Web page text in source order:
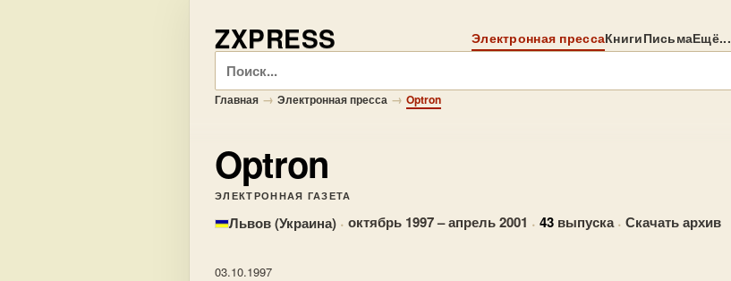
ZXPRESS Электронная прессаКнигиПисьмаЕщё...
Поиск
Главная → Электронная пресса → Optron
Optron
ЭЛЕКТРОННАЯ ГАЗЕТА
Львов (Украина) · октябрь 1997 – апрель 2001 · 43 выпуска · Скачать архив
03.10.1997